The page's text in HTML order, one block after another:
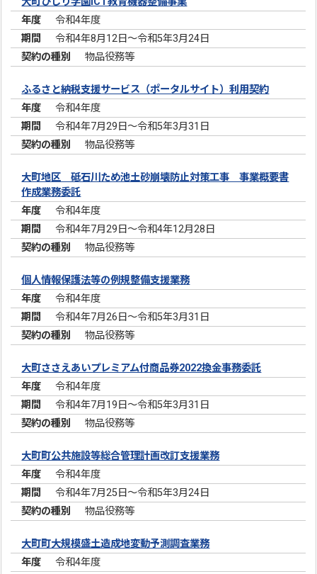
令和4年度
令和4年8月12日～令和5年3月24日
物品役務等
ふるさと納税支援サービス（ポータルサイト）利用契約
令和4年度
令和4年7月29日～令和5年3月31日
物品役務等
大町地区 砥石川ため池土砂崩壊防止対策工事 事業概要書
作成業務委託
令和4年度
令和4年7月29日～令和4年12月28日
物品役務等
個人情報保護法等の例規整備支援業務
令和4年度
令和4年7月26日～令和5年3月31日
物品役務等
大町ささえあいプレミアム付商品券2022換金事務委託
令和4年度
令和4年7月19日～令和5年3月31日
物品役務等
大町町公共施設等総合管理計画改訂支援業務
令和4年度
令和4年7月25日～令和5年3月24日
物品役務等
大町町大規模盛土造成地変動予測調査業務
令和4年度